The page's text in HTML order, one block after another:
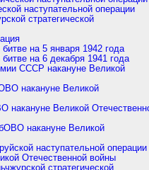
наступательной операции
стратегической
на 5 января 1942 года
на 6 декабря 1941 года
СССР накануне Великой
накануне Великой
накануне Великой
накануне Великой
наступательной операции
Отечественной войны